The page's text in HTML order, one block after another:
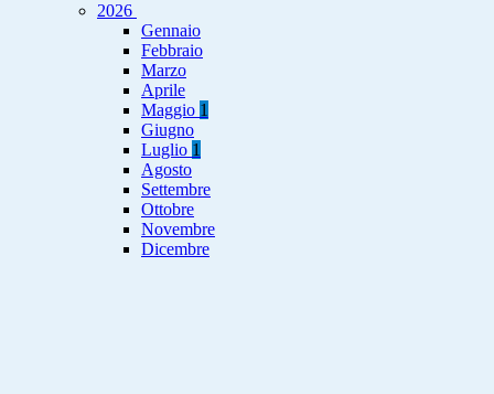
2026
Gennaio
Febbraio
Marzo
Aprile
Maggio 1
Giugno
Luglio 1
Agosto
Settembre
Ottobre
Novembre
Dicembre